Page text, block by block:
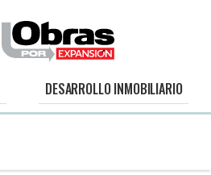
DESARROLLO INMOBILIARIO